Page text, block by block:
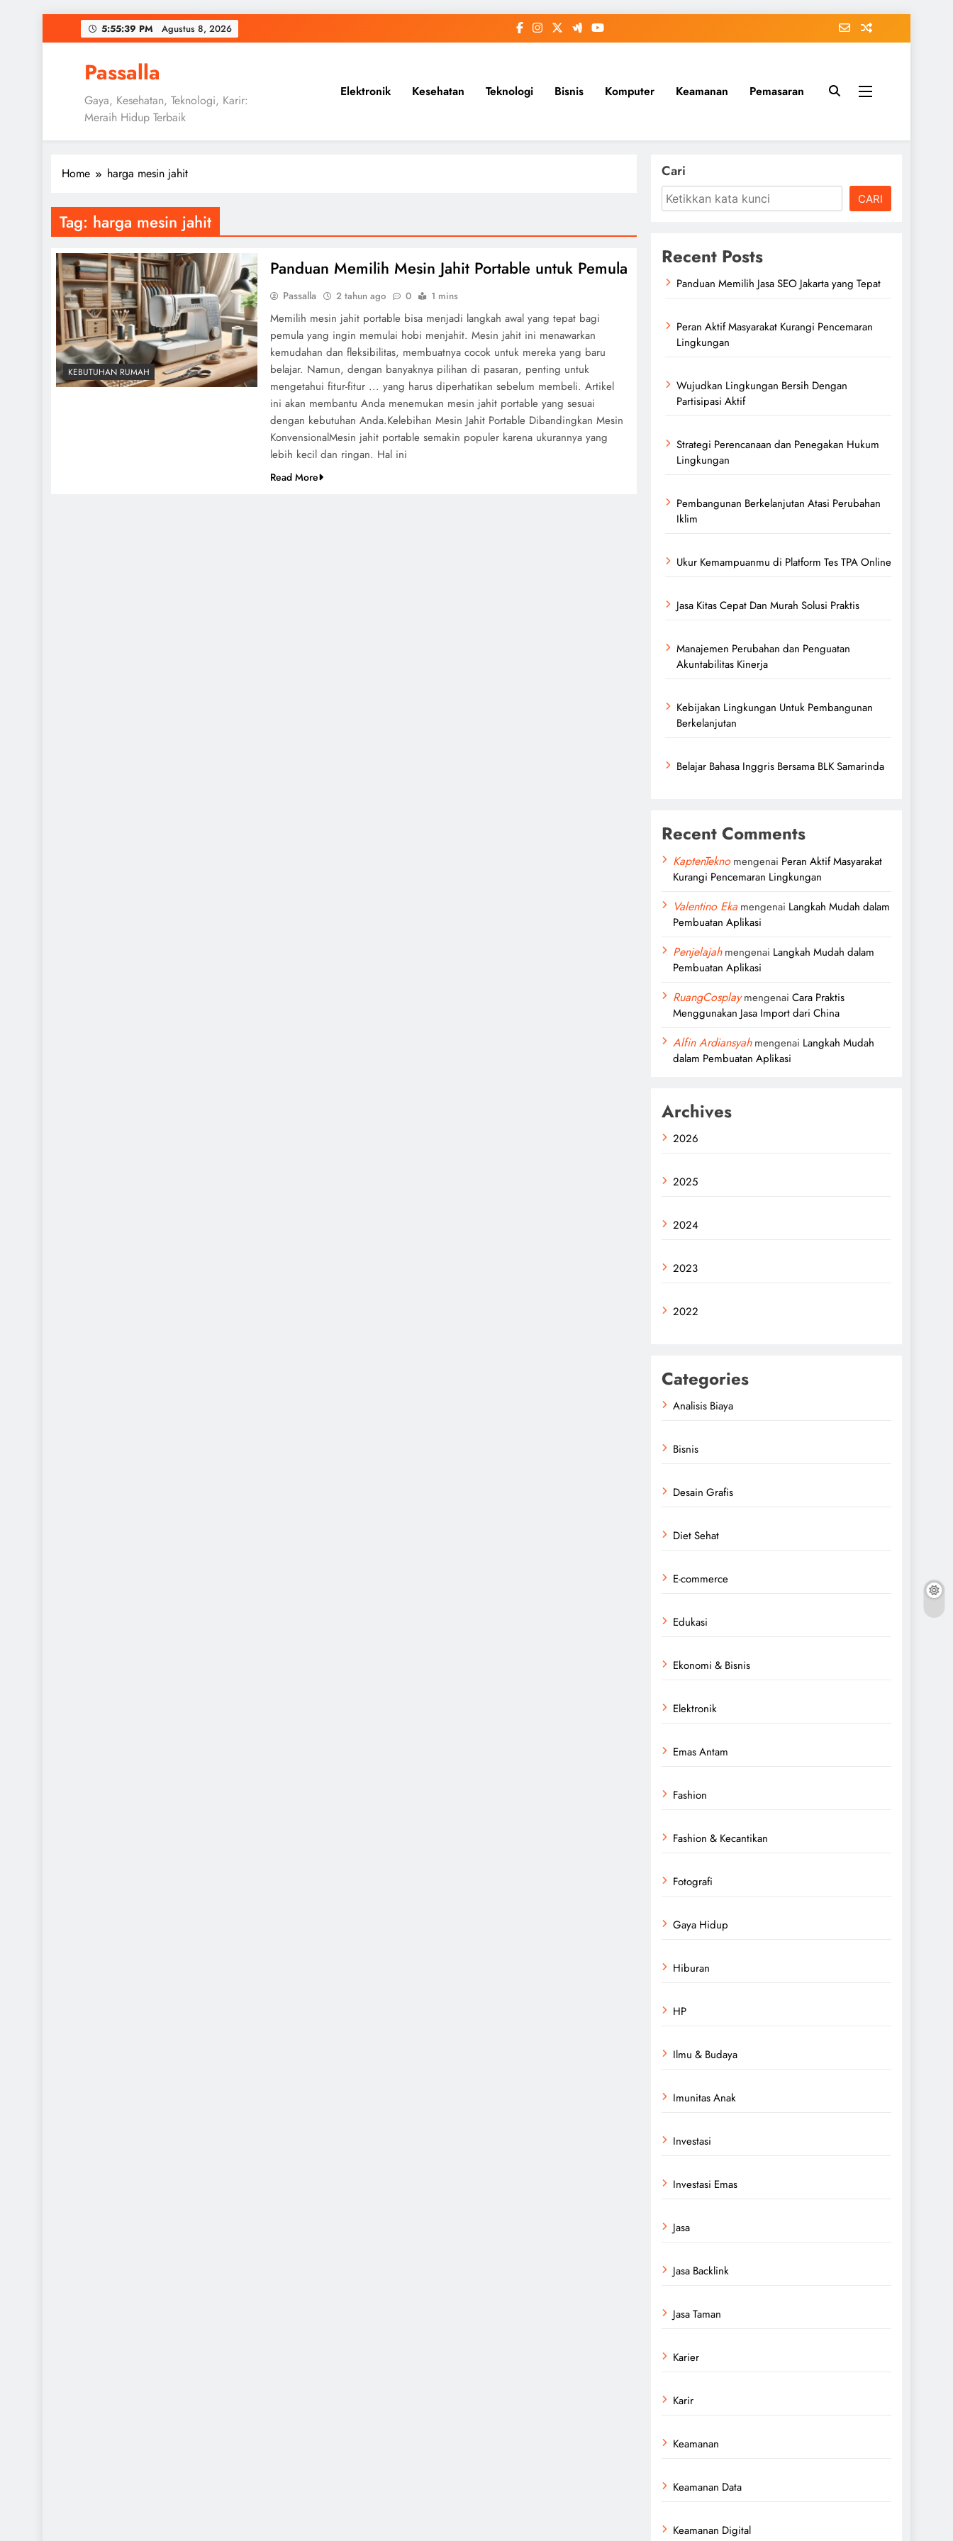
to
5:55:40 PM Agustus 8, 2026
Passalla
Gaya, Kesehatan, Teknologi, Karir:
Meraih Hidup Terbaik
Elektronik Kesehatan Teknologi Bisnis Komputer Keamanan Pemasaran
Home harga mesin jahit
Tag: harga mesin jahit
KEBUTUHAN RUMAH
Panduan Memilih Mesin Jahit Portable untuk Pemula
Passalla 2 tahun ago 0 1 mins
Memilih mesin jahit portable bisa menjadi langkah awal yang tepat bagi
pemula yang ingin memulai hobi menjahit. Mesin jahit ini menawarkan
kemudahan dan fleksibilitas, membuatnya cocok untuk mereka yang baru
belajar. Namun, dengan banyaknya pilihan di pasaran, penting untuk
mengetahui fitur-fitur ... yang harus diperhatikan sebelum membeli. Artikel
ini akan membantu Anda menemukan mesin jahit portable yang sesuai
dengan kebutuhan Anda.Kelebihan Mesin Jahit Portable Dibandingkan Mesin
KonvensionalMesin jahit portable semakin populer karena ukurannya yang
lebih kecil dan ringan. Hal ini
Read More
Cari
CARI
Recent Posts
Panduan Memilih Jasa SEO Jakarta yang Tepat
Peran Aktif Masyarakat Kurangi Pencemaran
Lingkungan
Wujudkan Lingkungan Bersih Dengan
Partisipasi Aktif
Strategi Perencanaan dan Penegakan Hukum
Lingkungan
Pembangunan Berkelanjutan Atasi Perubahan
Iklim
Ukur Kemampuanmu di Platform Tes TPA Online
Jasa Kitas Cepat Dan Murah Solusi Praktis
Manajemen Perubahan dan Penguatan
Akuntabilitas Kinerja
Kebijakan Lingkungan Untuk Pembangunan
Berkelanjutan
Belajar Bahasa Inggris Bersama BLK Samarinda
Recent Comments
KaptenTeknomengenai Peran Aktif Masyarakat
Kurangi Pencemaran Lingkungan
Valentino Eka mengenai Langkah Mudah dalam
Pembuatan Aplikasi
Penjelajahmengenai Langkah Mudah dalam
Pembuatan Aplikasi
RuangCosplaymengenai Cara Praktis
Menggunakan Jasa Import dari China
Alfin Ardiansyahmengenai Langkah Mudah
dalam Pembuatan Aplikasi
Archives
2026
2025
2024
2023
2022
Categories
Analisis Biaya
Bisnis
Desain Grafis
Diet Sehat
E-commerce
Edukasi
Ekonomi & Bisnis
Elektronik
Emas Antam
Fashion
Fashion & Kecantikan
Fotografi
Gaya Hidup
Hiburan
HP
Ilmu & Budaya
Imunitas Anak
Investasi
Investasi Emas
Jasa
Jasa Backlink
Jasa Taman
Karier
Karir
Keamanan
Keamanan Data
Keamanan Digital